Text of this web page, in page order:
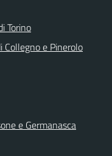
Torino
Collegno e Pinerolo
e Germanasca